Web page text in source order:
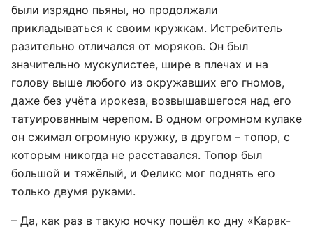
были изрядно пьяны, но продолжали
прикладываться к своим кружкам. Истребитель
разительно отличался от моряков. Он был
значительно мускулистее, шире в плечах и на
голову выше любого из окружавших его гномов,
даже без учёта ирокеза, возвышавшегося над его
татуированным черепом. В одном огромном кулаке
он сжимал огромную кружку, в другом – топор, с
которым никогда не расставался. Топор был
большой и тяжёлый, и Феликс мог поднять его
только двумя руками.
– Да, как раз в такую ночку пошёл ко дну «Карак-